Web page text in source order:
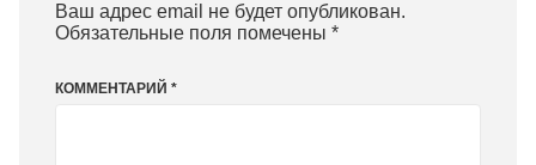
Ваш адрес email не будет опубликован.
Обязательные поля помечены *
КОММЕНТАРИЙ *